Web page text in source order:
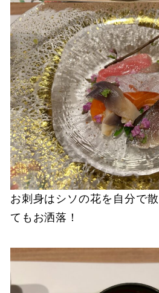
お刺身はシソの花を自分で
てもお洒落！